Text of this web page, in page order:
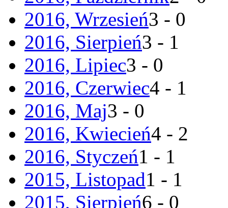
2016, Wrzesień3 - 0
2016, Sierpień3 - 1
2016, Lipiec3 - 0
2016, Czerwiec4 - 1
2016, Maj3 - 0
2016, Kwiecień4 - 2
2016, Styczeń1 - 1
2015, Listopad1 - 1
2015, Sierpień6 - 0